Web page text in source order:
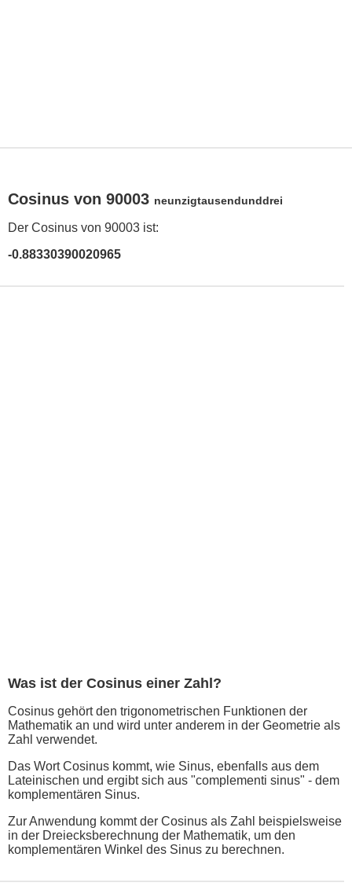
Cosinus von 90003 neunzigtausendunddrei
Der Cosinus von 90003 ist:
-0.88330390020965
Was ist der Cosinus einer Zahl?
Cosinus gehört den trigonometrischen Funktionen der
Mathematik an und wird unter anderem in der Geometrie als
Zahl verwendet.
Das Wort Cosinus kommt, wie Sinus, ebenfalls aus dem
Lateinischen und ergibt sich aus "complementi sinus" - dem
komplementären Sinus.
Zur Anwendung kommt der Cosinus als Zahl beispielsweise
in der Dreiecksberechnung der Mathematik, um den
komplementären Winkel des Sinus zu berechnen.